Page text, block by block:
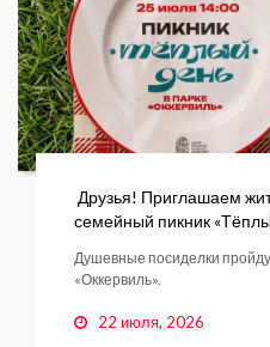
Друзья! Приглашаем
семейный пикник
Душевные посиделки
«Оккервиль».
22 июля, 2026